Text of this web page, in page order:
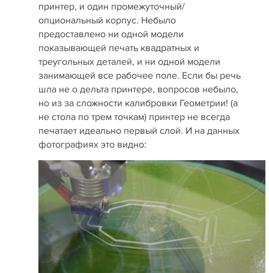
принтер, и один промежуточный/
опциональный корпус. Небыло
предоставлено ни одной модели
показывающей печать квадратных и
треугольных деталей, и ни одной модели
занимающей все рабочее поле. Если бы речь
шла не о дельта принтере, вопросов небыло,
но из за сложности калибровки Геометрии! (а
не стола по трем точкам) принтер не всегда
печатает идеально первый слой. И на данных
фотографиях это видно: